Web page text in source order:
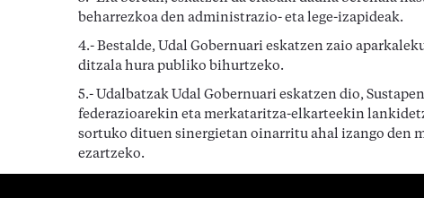
beharrezkoa den administrazio- eta lege-izapideak.
4.- Bestalde, Udal Gobernuari eskatzen zaio
ditzala hura publiko bihurtzeko.
5.- Udalbatzak Udal Gobernuari eskatzen dio,
federazioarekin eta merkataritza-elkarteekin
sortuko dituen sinergietan oinarritu ahal izango den
ezartzeko.